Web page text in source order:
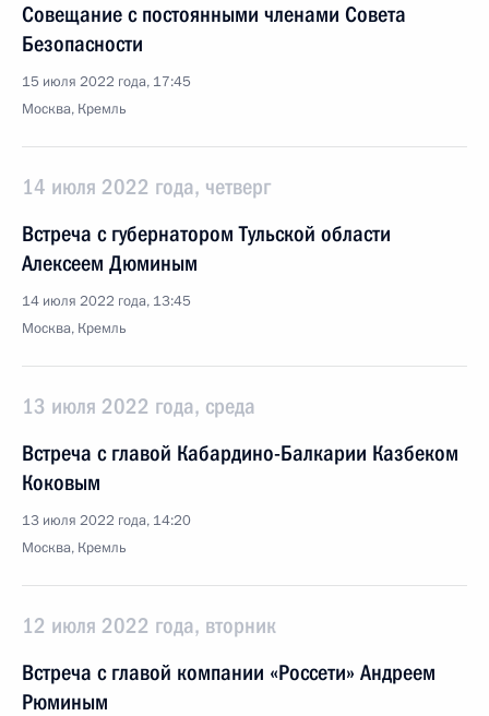
Совещание с постоянными членами Совета
Безопасности
15 июля 2022 года, 17:45
Москва, Кремль
14 июля 2022 года, четверг
Встреча с губернатором Тульской области
Алексеем Дюминым
14 июля 2022 года, 13:45
Москва, Кремль
13 июля 2022 года, среда
Встреча с главой Кабардино-Балкарии Казбеком
Коковым
13 июля 2022 года, 14:20
Москва, Кремль
12 июля 2022 года, вторник
Встреча с главой компании «Россети» Андреем
Рюминым